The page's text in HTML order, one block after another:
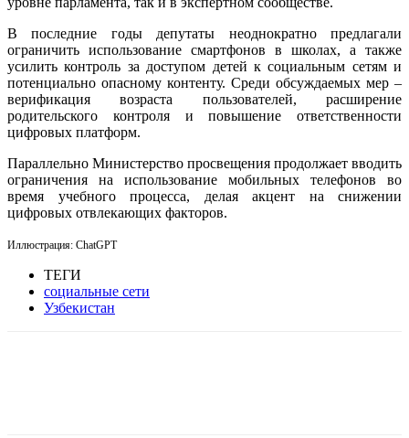
В последние годы депутаты неоднократно предлагали
ограничить использование смартфонов в школах, а также
усилить контроль за доступом детей к социальным сетям и
потенциально опасному контенту. Среди обсуждаемых мер –
верификация возраста пользователей, расширение
родительского контроля и повышение ответственности
цифровых платформ.
Параллельно Министерство просвещения продолжает вводить
ограничения на использование мобильных телефонов во
время учебного процесса, делая акцент на снижении
цифровых отвлекающих факторов.
Иллюстрация: ChatGPT
ТЕГИ
социальные сети
Узбекистан